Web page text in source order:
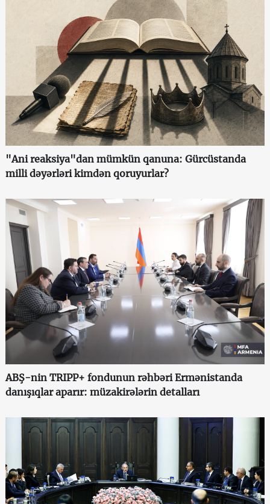
"Ani reaksiya"dan mümkün qanuna: Gürcüstanda
milli dəyərləri kimdən qoruyurlar?
ABŞ-nin TRIPP+ fondunun rəhbəri Ermənistanda
danışıqlar aparır: müzakirələrin detalları